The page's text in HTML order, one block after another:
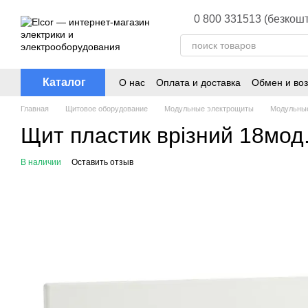
0 800 331513
Каталог О нас Оплата и доставка Обмен и
Главная Щитовое оборудование Модульные электрощиты
Щит пластик врізний
В наличии Оставить отзыв